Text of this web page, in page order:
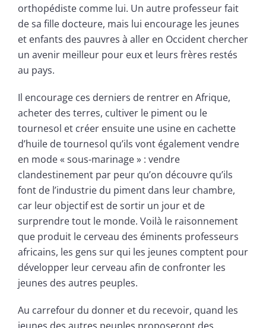
orthopédiste comme lui. Un autre professeur fait
de sa fille docteure, mais lui encourage les jeunes
et enfants des pauvres à aller en Occident chercher
un avenir meilleur pour eux et leurs frères restés
au pays.
Il encourage ces derniers de rentrer en Afrique,
acheter des terres, cultiver le piment ou le
tournesol et créer ensuite une usine en cachette
d’huile de tournesol qu’ils vont également vendre
en mode « sous-marinage » : vendre
clandestinement par peur qu’on découvre qu’ils
font de l’industrie du piment dans leur chambre,
car leur objectif est de sortir un jour et de
surprendre tout le monde. Voilà le raisonnement
que produit le cerveau des éminents professeurs
africains, les gens sur qui les jeunes comptent pour
développer leur cerveau afin de confronter les
jeunes des autres peuples.
Au carrefour du donner et du recevoir, quand les
jeunes des autres peuples proposeront des